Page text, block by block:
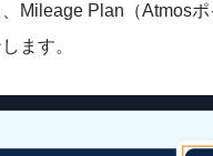
Mileage Plan（Atmos
ます。